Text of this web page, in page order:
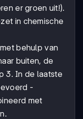
er groen uit!).
in chemische
behulp van
buiten, de
3. In de laatste
-
met